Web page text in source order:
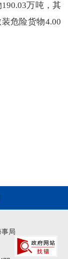
万吨，其
危险货物4.00
局